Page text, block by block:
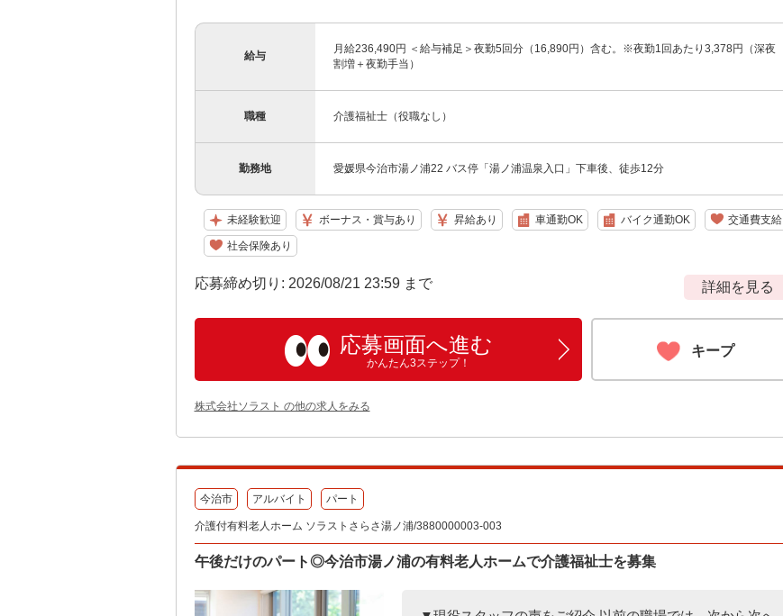
給与
月給236,490円 ＜給与補足＞夜勤5回分（16,890円）含む。※夜勤1回あたり3,378円（深夜
割増＋夜勤手当）
職種 介護福祉士（役職なし）
勤務地 愛媛県今治市湯ノ浦22 バス停「湯ノ浦温泉入口」下車後、徒歩12分
未経験歓迎 ボーナス・賞与あり 昇給あり 車通勤OK バイク通勤OK 交通費支給
社会保険あり
応募締め切り: 2026/08/21 23:59 まで 詳細を見る
応募画面へ進む
かんたん3ステップ！
キープ
株式会社ソラスト の他の求人をみる
今治市 アルバイト パート
介護付有料老人ホーム ソラストさらさ湯ノ浦/3880000003-003
午後だけのパート◎今治市湯ノ浦の有料老人ホームで介護福祉士を募集